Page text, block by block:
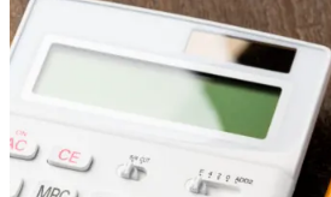
入学金
授業料
教育充実費
施設･設備維持費
専門学校で学費以外にかかる費用
教材費